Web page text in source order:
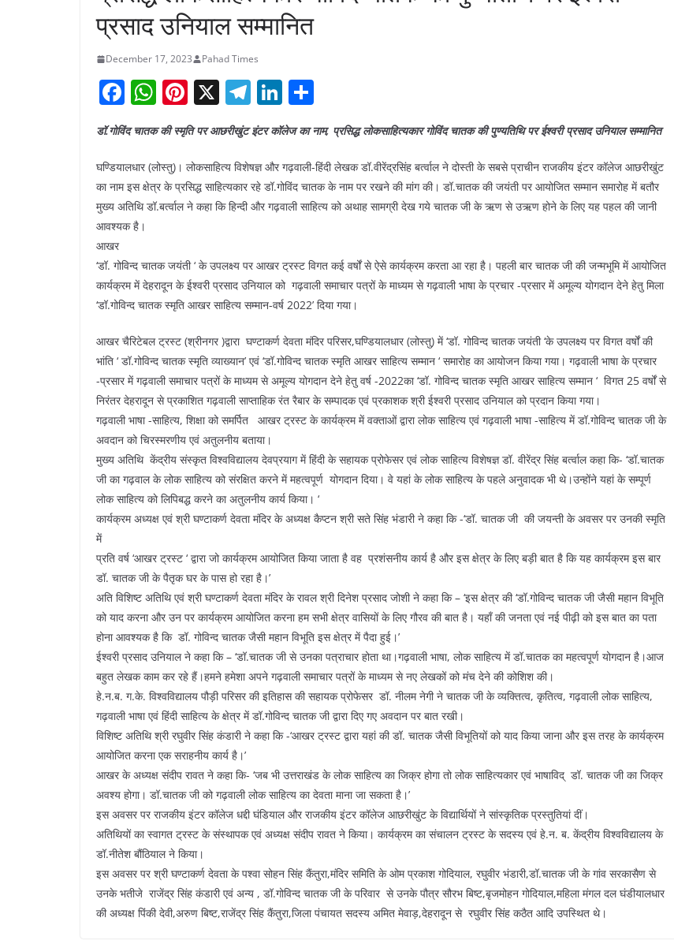
प्रसाद उनियाल सम्मानित
December 17, 2023 Pahad Times
F
a
c
e
b
o
k
W
h
at
s
A
p
Pi
nt
er
e
st
X T
el
e
gr
a
m
Li
n
k
e
dI
n
ar
e
डॉ.गोविंद चातक की स्मृति पर आछरीखुंट इंटर कॉलेज का नाम, प्रसिद्ध लोकसाहित्यकार गोविंद चातक की पुण्यतिथि पर ईश्वरी प्रसाद उनियाल सम्मानित
घण्डियालधार (लोस्तु)। लोकसाहित्य विशेषज्ञ और गढ़वाली-हिंदी लेखक डॉ.वीरेंद्रसिंह बर्त्वाल ने दोस्ती के सबसे प्राचीन राजकीय इंटर कॉलेज आछरीखुंट
का नाम इस क्षेत्र के प्रसिद्ध साहित्यकार रहे डॉ.गोविंद चातक के नाम पर रखने की मांग की। डॉ.चातक की जयंती पर आयोजित सम्मान समारोह में बतौर
मुख्य अतिथि डॉ.बर्त्वाल ने कहा कि हिन्दी और गढ़वाली साहित्य को अथाह सामग्री देख गये चातक जी के ऋण से उऋण होने के लिए यह पहल की जानी
आवश्यक है।
आखर
‘डॉ. गोविन्द चातक जयंती ‘ के उपलक्ष्य पर आखर ट्रस्ट विगत कई वर्षों से ऐसे कार्यक्रम करता आ रहा है। पहली बार चातक जी की जन्मभूमि में आयोजित
कार्यक्रम में देहरादून के ईश्वरी प्रसाद उनियाल को गढ़वाली समाचार पत्रों के माध्यम से गढ़वाली भाषा के प्रचार -प्रसार में अमूल्य योगदान देने हेतु मिला
‘डॉ.गोविन्द चातक स्मृति आखर साहित्य सम्मान-वर्ष 2022’ दिया गया।
आखर चैरिटेबल ट्रस्ट (श्रीनगर )द्वारा घण्टाकर्ण देवता मंदिर परिसर,घण्डियालधार (लोस्तु) में ‘डॉ. गोविन्द चातक जयंती ‘के उपलक्ष्य पर विगत वर्षों की
भांति ‘ डॉ.गोविन्द चातक स्मृति व्याख्यान’ एवं ‘डॉ.गोविन्द चातक स्मृति आखर साहित्य सम्मान ‘ समारोह का आयोजन किया गया। गढ़वाली भाषा के प्रचार
-प्रसार में गढ़वाली समाचार पत्रों के माध्यम से अमूल्य योगदान देने हेतु वर्ष -2022का ‘डॉ. गोविन्द चातक स्मृति आखर साहित्य सम्मान ‘ विगत 25 वर्षों से
निरंतर देहरादून से प्रकाशित गढ़वाली साप्ताहिक रंत रैबार के सम्पादक एवं प्रकाशक श्री ईश्वरी प्रसाद उनियाल को प्रदान किया गया।
गढ़वाली भाषा -साहित्य, शिक्षा को समर्पित आखर ट्रस्ट के कार्यक्रम में वक्ताओं द्वारा लोक साहित्य एवं गढ़वाली भाषा -साहित्य में डॉ.गोविन्द चातक जी के
अवदान को चिरस्मरणीय एवं अतुलनीय बताया।
मुख्य अतिथि केंद्रीय संस्कृत विश्वविद्यालय देवप्रयाग में हिंदी के सहायक प्रोफेसर एवं लोक साहित्य विशेषज्ञ डॉ. वीरेंद्र सिंह बर्त्वाल कहा कि- ‘डॉ.चातक
जी का गढ़वाल के लोक साहित्य को संरक्षित करने में महत्वपूर्ण योगदान दिया। वे यहां के लोक साहित्य के पहले अनुवादक भी थे।उन्होंने यहां के सम्पूर्ण
लोक साहित्य काे लिपिबद्ध करने का अतुलनीय कार्य किया। ‘
कार्यक्रम अध्यक्ष एवं श्री घण्टाकर्ण देवता मंदिर के अध्यक्ष कैप्टन श्री सते सिंह भंडारी ने कहा कि -‘डॉ. चातक जी की जयन्ती के अवसर पर उनकी स्मृति
में
प्रति वर्ष ‘आखर ट्रस्ट ‘ द्वारा जो कार्यक्रम आयोजित किया जाता है वह प्रशंसनीय कार्य है और इस क्षेत्र के लिए बड़ी बात है कि यह कार्यक्रम इस बार
डॉ. चातक जी के पैतृक घर के पास हो रहा है।’
अति विशिष्ट अतिथि एवं श्री घण्टाकर्ण देवता मंदिर के रावल श्री दिनेश प्रसाद जोशी ने कहा कि – ‘इस क्षेत्र की ‘डॉ.गोविन्द चातक जी जैसी महान विभूति
को याद करना और उन पर कार्यक्रम आयोजित करना हम सभी क्षेत्र वासियों के लिए गौरव की बात है। यहाँ की जनता एवं नई पीढ़ी को इस बात का पता
होना आवश्यक है कि डॉ. गोविन्द चातक जैसी महान विभूति इस क्षेत्र में पैदा हुई।’
ईश्वरी प्रसाद उनियाल ने कहा कि – ‘डॉ.चातक जी से उनका पत्राचार होता था।गढ़वाली भाषा, लोक साहित्य में डॉ.चातक का महत्वपूर्ण योगदान है।आज
बहुत लेखक काम कर रहे हैं।हमने हमेशा अपने गढ़वाली समाचार पत्रों के माध्यम से नए लेखकों को मंच देने की कोशिश की।
हे.न.ब. ग.के. विश्वविद्यालय पौड़ी परिसर की इतिहास की सहायक प्रोफेसर डॉ. नीलम नेगी ने चातक जी के व्यक्तित्व, कृतित्व, गढ़वाली लोक साहित्य,
गढ़वाली भाषा एवं हिंदी साहित्य के क्षेत्र में डॉ.गोविन्द चातक जी द्वारा दिए गए अवदान पर बात रखी।
विशिष्ट अतिथि श्री रघुवीर सिंह कंडारी ने कहा कि -‘आखर ट्रस्ट द्वारा यहां की डॉ. चातक जैसी विभूतियों को याद किया जाना और इस तरह के कार्यक्रम
आयोजित करना एक सराहनीय कार्य है।’
आखर के अध्यक्ष संदीप रावत ने कहा कि- ‘जब भी उत्तराखंड के लोक साहित्य का जिक्र होगा तो लोक साहित्यकार एवं भाषाविद् डॉ. चातक जी का जिक्र
अवश्य होगा। डॉ.चातक जी को गढ़वाली लोक साहित्य का देवता माना जा सकता है।’
इस अवसर पर राजकीय इंटर कॉलेज धद्दी घंडियाल और राजकीय इंटर कॉलेज आछरीखुंट के विद्यार्थियों ने सांस्कृतिक प्रस्तुतियां दीं।
अतिथियों का स्वागत ट्रस्ट के संस्थापक एवं अध्यक्ष संदीप रावत ने किया। कार्यक्रम का संचालन ट्रस्ट के सदस्य एवं हे.न. ब. केंद्रीय विश्वविद्यालय के
डॉ.नीतेश बौंठियाल ने किया।
इस अवसर पर श्री घण्टाकर्ण देवता के पश्वा सोहन सिंह कैंतुरा,मंदिर समिति के ओम प्रकाश गोदियाल, रघुवीर भंडारी,डॉ.चातक जी के गांव सरकासैण से
उनके भतीजे राजेंद्र सिंह कंडारी एवं अन्य , डॉ.गोविन्द चातक जी के परिवार से उनके पौत्र सौरभ बिष्ट,बृजमोहन गोदियाल,महिला मंगल दल घंडीयालधार
की अध्यक्ष पिंकी देवी,अरुण बिष्ट,राजेंद्र सिंह कैंतुरा,जिला पंचायत सदस्य अमित मेवाड़,देहरादून से रघुवीर सिंह कठैत आदि उपस्थित थे।